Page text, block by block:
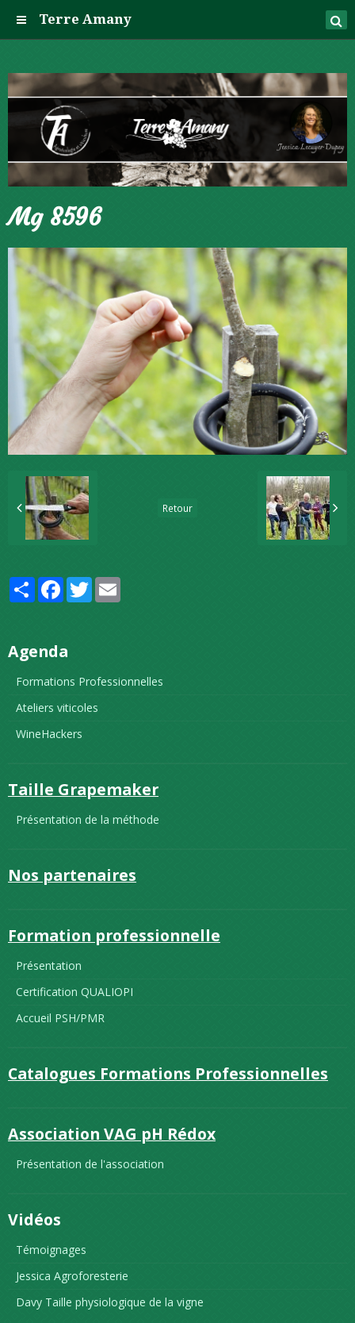
Terre Amany
Mg 8596
Retour
PartagerFacebook
Twitter
Agenda
Formations Professionnelles
Ateliers viticoles
WineHackers
Taille Grapemaker
Présentation de la méthode
Nos partenaires
Formation professionnelle
Présentation
Certification QUALIOPI
Accueil PSH/PMR
Catalogues Formations Professionnelles
Association VAG pH Rédox
Présentation de l'association
Vidéos
Témoignages
Jessica Agroforesterie
Davy Taille physiologique de la vigne